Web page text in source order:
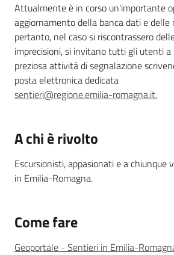
Servizi
Leggi Atti Bandi
Piani Programmi
Attualmente è in corso un'importante
aggiornamento della banca dati e delle
pertanto, nel caso si riscontrassero
imprecisioni, si invitano tutti gli utenti a
preziosa attività di segnalazione
posta elettronica dedicata
sentieri@regione.emilia-romagna.it.
A chi è rivolto
Escursionisti, appasionati e a chiunque
in Emilia-Romagna.
Come fare
Geoportale - Sentieri in Emilia-